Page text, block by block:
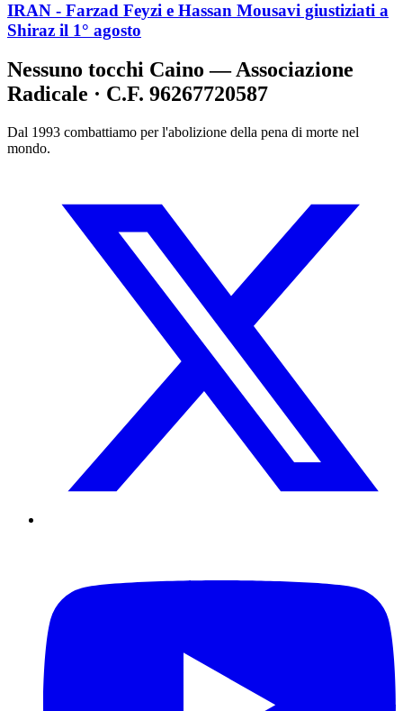
IRAN - Farzad Feyzi e Hassan Mousavi giustiziati a
Shiraz il 1° agosto
Nessuno tocchi Caino — Associazione
Radicale · C.F. 96267720587
Dal 1993 combattiamo per l'abolizione della pena di morte nel
mondo.